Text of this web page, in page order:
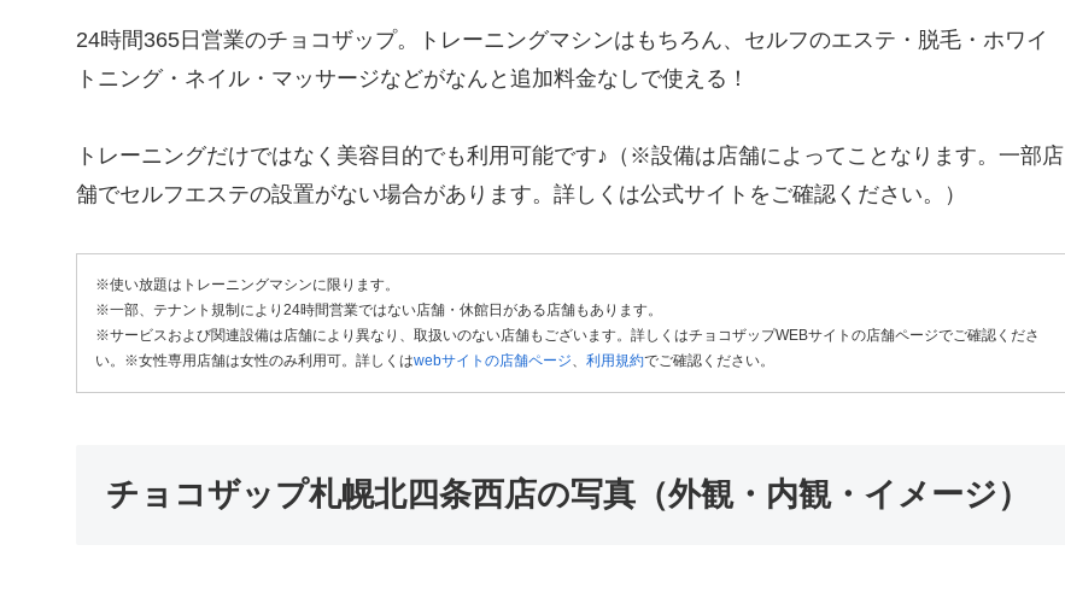
24時間365日営業のチョコザップ。トレーニングマシンはもちろん、セルフのエステ・脱毛・ホワイ
トニング・ネイル・マッサージなどがなんと追加料金なしで使える！
トレーニングだけではなく美容目的でも利用可能です♪（※設備は店舗によってことなります。一部店
舗でセルフエステの設置がない場合があります。詳しくは公式サイトをご確認ください。）
※使い放題はトレーニングマシンに限ります。
※一部、テナント規制により24時間営業ではない店舗・休館日がある店舗もあります。
※サービスおよび関連設備は店舗により異なり、取扱いのない店舗もございます。詳しくはチョコザップWEBサイトの店舗ページでご確認くださ
い。※女性専用店舗は女性のみ利用可。詳しくはwebサイトの店舗ページ 利用規約でご確認ください。
チョコザップ札幌北四条西店の写真（外観・内観・イメージ）